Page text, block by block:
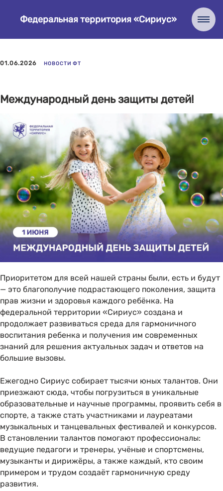
Федеральная территория «Сириус»
01.06.2026 НОВОСТИ ФТ
Международный день защиты детей!
Приоритетом для всей нашей страны были, есть и будут
— это благополучие подрастающего поколения, защита
прав жизни и здоровья каждого ребёнка. На
федеральной территории «Сириус» создана и
продолжает развиваться среда для гармоничного
воспитания ребенка и получения им современных
знаний для решения актуальных задач и ответов на
большие вызовы.
Ежегодно Сириус собирает тысячи юных талантов. Они
приезжают сюда, чтобы погрузиться в уникальные
образовательные и научные программы, проявить себя в
спорте, а также стать участниками и лауреатами
музыкальных и танцевальных фестивалей и конкурсов.
В становлении талантов помогают профессионалы:
ведущие педагоги и тренеры, учёные и спортсмены,
музыканты и дирижёры, а также каждый, кто своим
примером и трудом создаёт гармоничную среду
развития.